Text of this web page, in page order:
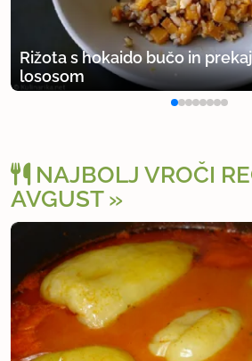
Rižota s hokaido bučo in
lososom
NAJBOLJ VROČI
AVGUST